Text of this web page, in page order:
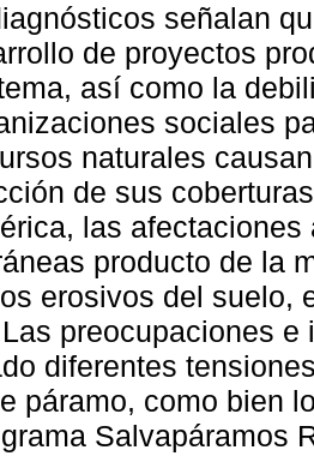
señalan
de proyectos
así como la
sociales
naturales
de sus
las
producto de la
erosivos del suelo,
preocupaciones
diferentes
páramo, como bien
Salvapáramos